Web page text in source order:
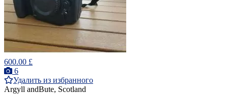
600.00 £
6
Удалить из избранного
Argyll andBute, Scotland